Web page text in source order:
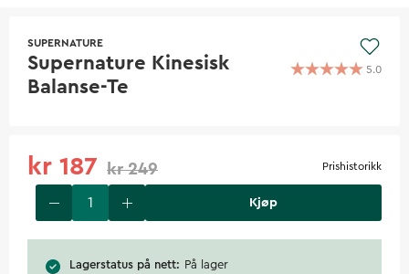
SUPERNATURE
Supernature Kinesisk
Balanse-Te
5.0
kr 187 kr 249 Prishistorikk
Kjøp
Lagerstatus på nett
På lager